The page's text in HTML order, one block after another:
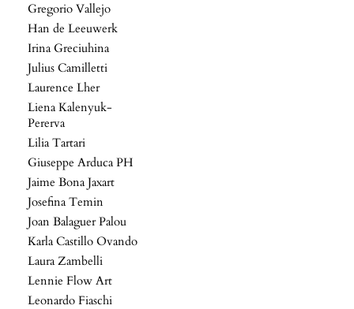
Gregorio Vallejo
Han de Leeuwerk
Irina Greciuhina
Julius Camilletti
Laurence Lher
Liena Kalenyuk-
Pererva
Lilia Tartari
Giuseppe Arduca PH
Jaime Bona Jaxart
Josefina Temin
Joan Balaguer Palou
Karla Castillo Ovando
Laura Zambelli
Lennie Flow Art
Leonardo Fiaschi